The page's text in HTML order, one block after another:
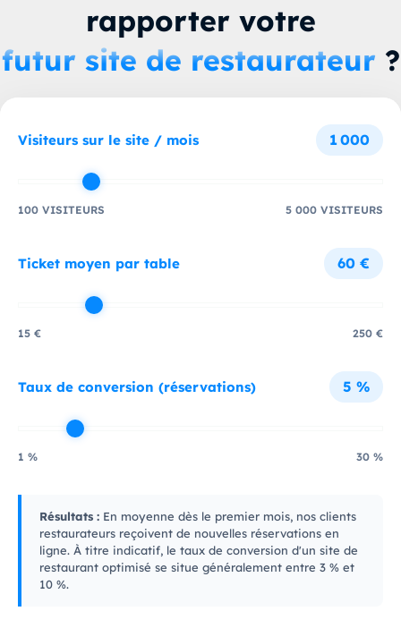
rapporter votre
futur site de restaurateur ?
Visiteurs sur le site / mois 1 000
100 VISITEURS 5 000 VISITEURS
Ticket moyen par table 60 €
15 € 250 €
Taux de conversion (réservations) 5 %
1 % 30 %
Résultats : En moyenne dès le premier mois, nos clients
restaurateurs reçoivent de nouvelles réservations en
ligne. À titre indicatif, le taux de conversion d'un site de
restaurant optimisé se situe généralement entre 3 % et
10 %.